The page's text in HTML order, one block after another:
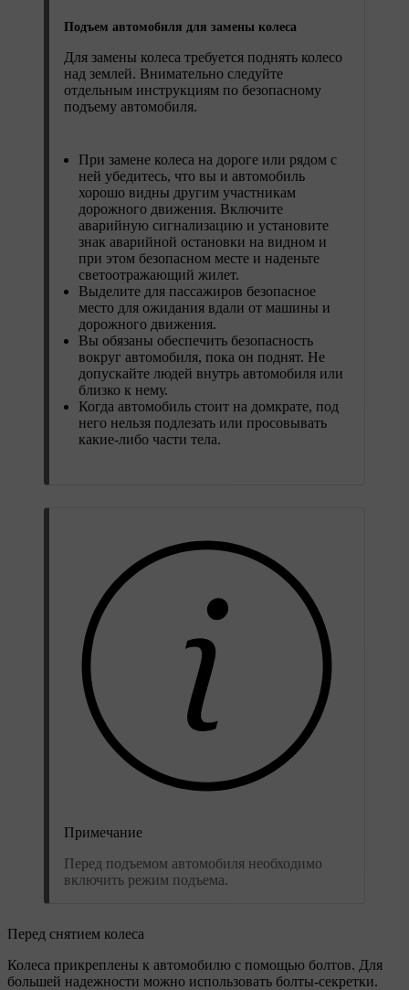
Подъем автомобиля для замены колеса
Для замены колеса требуется поднять колесо
над землей. Внимательно следуйте
отдельным инструкциям по безопасному
подъему автомобиля.
При замене колеса на дороге или рядом с
ней убедитесь, что вы и автомобиль
хорошо видны другим участникам
дорожного движения. Включите
аварийную сигнализацию и установите
знак аварийной остановки на видном и
при этом безопасном месте и наденьте
светоотражающий жилет.
Выделите для пассажиров безопасное
место для ожидания вдали от машины и
дорожного движения.
Вы обязаны обеспечить безопасность
вокруг автомобиля, пока он поднят. Не
допускайте людей внутрь автомобиля или
близко к нему.
Когда автомобиль стоит на домкрате, под
него нельзя подлезать или просовывать
какие-либо части тела.
Примечание
Перед подъемом автомобиля необходимо
включить режим подъема.
Перед снятием колеса
Колеса прикреплены к автомобилю с помощью болтов. Для
большей надежности можно использовать болты-секретки.